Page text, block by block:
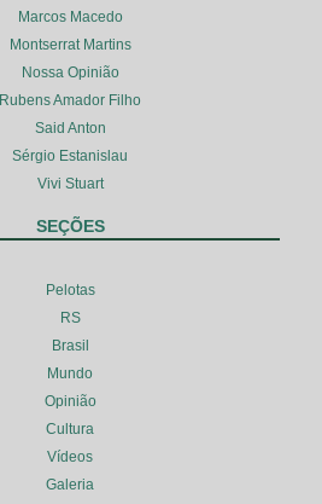
Marcos Macedo
Montserrat Martins
Nossa Opinião
Rubens Amador Filho
Said Anton
Sérgio Estanislau
Vivi Stuart
SEÇÕES
Pelotas
RS
Brasil
Mundo
Opinião
Cultura
Vídeos
Galeria